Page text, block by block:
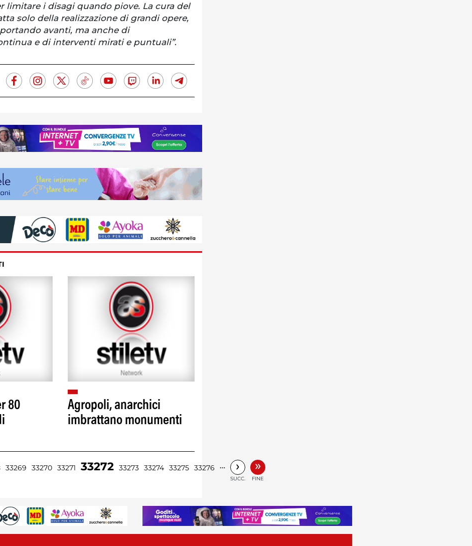
limitare i disagi quando piove. La cura del
solo della realizzazione di grandi opere,
avanti, ma anche di
e di interventi mirati e puntuali”.
80
Agropoli, anarchici
imbrattano monumenti
33269 33270 33271 33272 33273 33274 33275 33276 … ›
SUCC.
»
FINE